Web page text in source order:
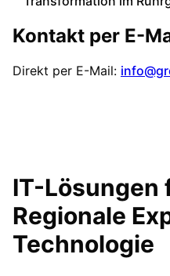
Kontakt per E-
Direkt per E-Mail:
IT-Lösungen
Regionale
Technologie